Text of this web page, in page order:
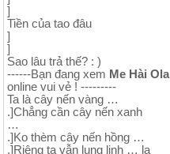
]
Tiền của tao đâu
]
]
Sao lâu trả thế? : )
------Bạn đang xem Me Hài Ola
online vui vẻ ! ---------
Ta là cây nến vàng …
.]Chẳng cần cây nến xanh
…
.]Ko thèm cây nến hồng …
.]Riêng ta vẫn lung linh … la